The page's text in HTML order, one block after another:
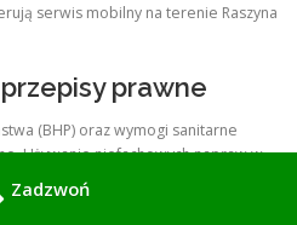
serwis mobilny na terenie Raszyna
prawne
(BHP) oraz wymogi sanitarne
Używanie niefachowych napraw w
firmy na ogromne kary finansowe
razie wypadku. Profesjonalne
Zadzwoń